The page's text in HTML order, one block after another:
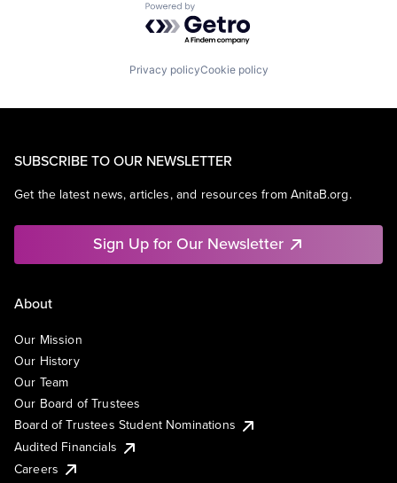
Powered by Getro.com
Privacy policyCookie policy
SUBSCRIBE TO OUR NEWSLETTER
Get the latest news, articles, and resources from AnitaB.org.
Sign Up for Our Newsletter
About
Our Mission
Our History
Our Team
Our Board of Trustees
Board of Trustees Student Nominations
Audited Financials
Careers